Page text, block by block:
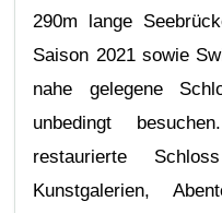
290m lange
Saison 2021 sowie
nahe gelegene
unbedingt
restaurierte
Kunstgalerien,